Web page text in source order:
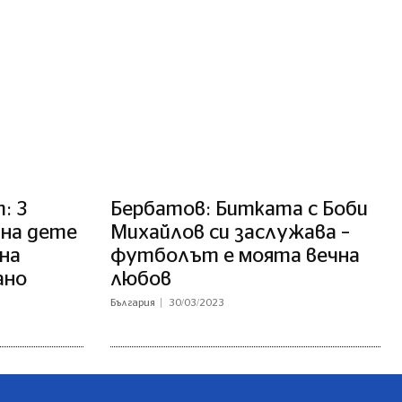
3
дете
Бербатов: Битката с Боби
Михайлов си заслужава –
футболът е моята вечна
любов
България 30/03/2023